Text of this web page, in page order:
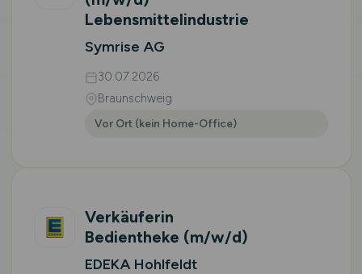
Lebensmittelindustrie
Symrise AG
30.07.2026
Braunschweig
Vor Ort (kein Home-Office)
Verkäuferin
Bedientheke (m/w/d)
EDEKA Hohlfeldt